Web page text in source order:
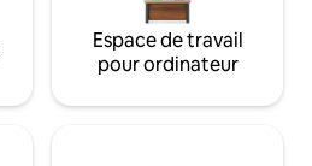
Espace de travail
pour ordinateur